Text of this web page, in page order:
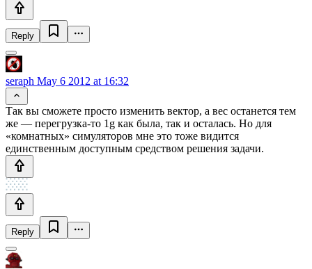
Reply
seraph May 6 2012 at 16:32
Так вы сможете просто изменить вектор, а вес останется тем
же — перегрузка-то 1g как была, так и осталась. Но для
«комнатных» симуляторов мне это тоже видится
единственным доступным средством решения задачи.
Reply